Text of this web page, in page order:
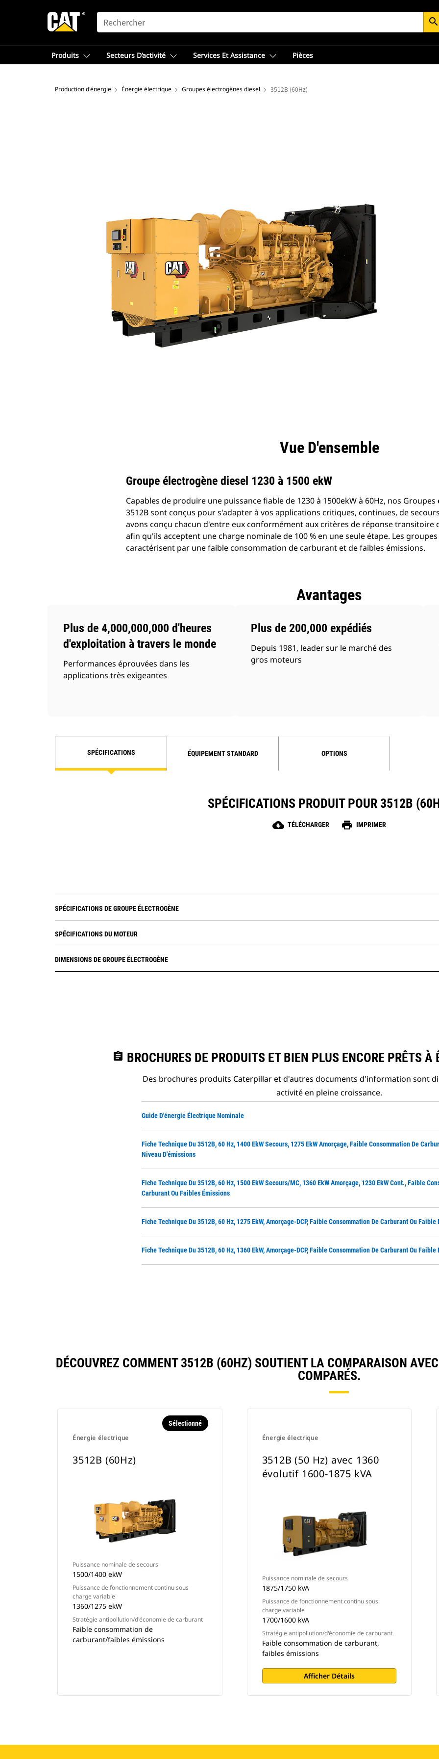
SEARCH search
Produits Secteurs D’activité Services Et Assistance Pièces
Production d'énergie Énergie électrique Groupes électrogènes diesel 3512B (60Hz)
Spécifications
de produits
Vue D'ensemble
Groupe électrogène diesel 1230 à 1500 ekW
Capables de produire une puissance fiable de 1230 à 1500ekW à 60Hz, nos
3512B sont conçus pour s'adapter à vos applications critiques, continues, de
avons conçu chacun d'entre eux conformément aux critères de réponse transitoire
afin qu'ils acceptent une charge nominale de 100 % en une seule étape. Les
caractérisent par une faible consommation de carburant et de faibles émissions.
Avantages
Plus de 4,000,000,000 d'heures
d'exploitation à travers le monde
Performances éprouvées dans les
applications très exigeantes
Plus de 200,000 expédiés
Depuis 1981, leader sur le marché des
gros moteurs
SPÉCIFICATIONS ÉQUIPEMENT STANDARD OPTIONS
SPÉCIFICATIONS PRODUIT POUR 3512B
cloud_download TÉLÉCHARGER print IMPRIMER
SPÉCIFICATIONS DE GROUPE ÉLECTROGÈNE
SPÉCIFICATIONS DU MOTEUR
DIMENSIONS DE GROUPE ÉLECTROGÈNE
assignment BROCHURES DE PRODUITS ET BIEN PLUS ENCORE PRÊTS À
Des brochures produits Caterpillar et d'autres documents d'information sont
activité en pleine croissance.
Guide D'énergie Électrique Nominale
Fiche Technique Du 3512B, 60 Hz, 1400 EkW Secours, 1275 EkW Amorçage, Faible Consommation De
Niveau D'émissions
Fiche Technique Du 3512B, 60 Hz, 1500 EkW Secours/MC, 1360 EkW Amorçage, 1230 EkW Cont., Faible
Carburant Ou Faibles Émissions
Fiche Technique Du 3512B, 60 Hz, 1275 EkW, Amorçage-DCP, Faible Consommation De Carburant Ou
Fiche Technique Du 3512B, 60 Hz, 1360 EkW, Amorçage-DCP, Faible Consommation De Carburant Ou
DÉCOUVREZ COMMENT 3512B (60HZ) SOUTIENT LA COMPARAISON
COMPARÉS.
Énergie électrique
Sélectionné
3512B (60Hz)
Puissance nominale de secours
1500/1400 ekW
Puissance de fonctionnement continu sous
charge variable
1360/1275 ekW
Stratégie antipollution/d'économie de carburant
Faible consommation de
carburant/faibles émissions
Énergie électrique
3512B (50 Hz) avec 1360
évolutif 1600-1875 kVA
Puissance nominale de secours
1875/1750 kVA
Puissance de fonctionnement continu sous
charge variable
1700/1600 kVA
Stratégie antipollution/d'économie de carburant
Faible consommation de carburant,
faibles émissions
Afficher Détails